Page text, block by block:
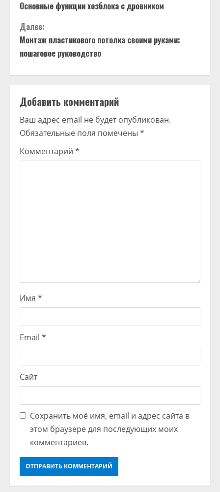
Основные функции хозблока с дровником
Далее:
Монтаж пластикового потолка своими руками:
пошаговое руководство
Добавить комментарий
Ваш адрес email не будет опубликован.
Обязательные поля помечены *
Комментарий *
Имя *
Email *
Сайт
Сохранить моё имя, email и адрес сайта в
этом браузере для последующих моих
комментариев.